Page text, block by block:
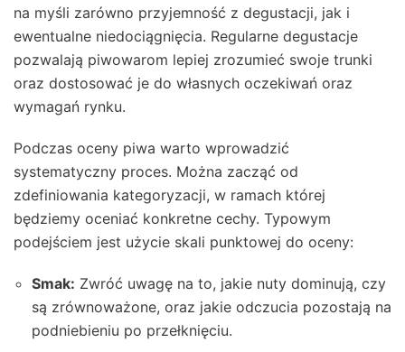
na myśli zarówno przyjemność z degustacji, jak i
ewentualne niedociągnięcia. Regularne degustacje
pozwalają piwowarom lepiej zrozumieć swoje trunki
oraz dostosować je do własnych oczekiwań oraz
wymagań rynku.
Podczas oceny piwa warto wprowadzić
systematyczny proces. Można zacząć od
zdefiniowania kategoryzacji, w ramach której
będziemy oceniać konkretne cechy. Typowym
podejściem jest użycie skali punktowej do oceny:
Smak: Zwróć uwagę na to, jakie nuty dominują, czy
są zrównoważone, oraz jakie odczucia pozostają na
podniebieniu po przełknięciu.